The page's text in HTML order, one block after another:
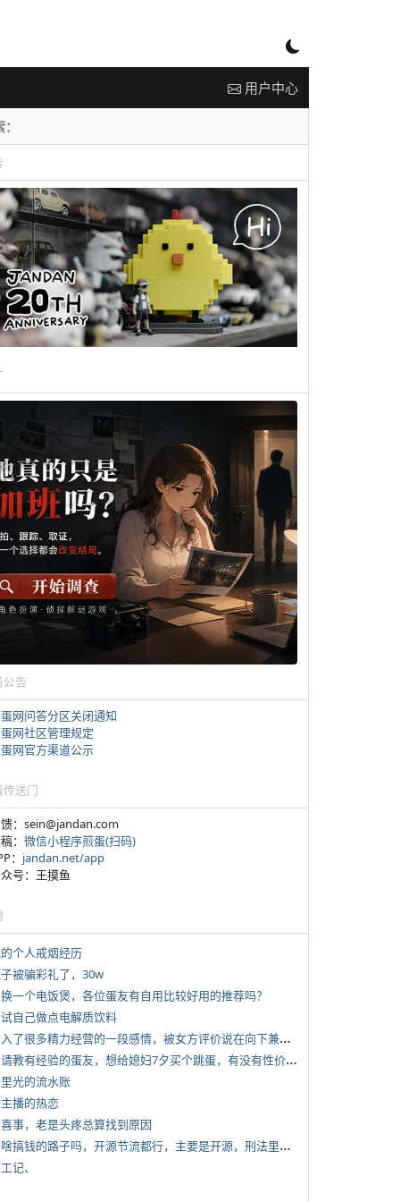
用户中心
公告
网问答分区关闭通知
网社区管理规定
网官方渠道公示
传送门
：sein@jandan.com
： 微信小程序煎蛋(扫码)
： jandan.net/app
号：王摸鱼
个人戒烟经历
被骗彩礼了，30w
一个电饭煲，各位蛋友有自用比较好用的推荐吗？
自己做点电解质饮料
*
投入了很多精力经营的一段感情，被女方评价说在向下兼容我，感觉有点破防
*
想请教有经验的蛋友，想给媳妇7夕买个跳蛋，有没有性价比高的推荐
光的流水账
播的热恋
事，老是头疼总算找到原因
*
有啥搞钱的路子吗，开源节流都行，主要是开源，刑法里的咱不做
记、